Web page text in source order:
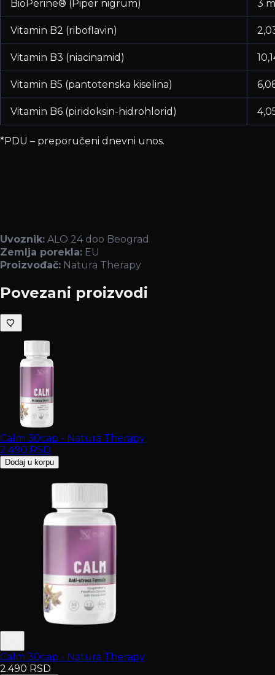
BioPerine® (Piper nigrum) 3
Vitamin B2 (riboflavin)
Vitamin B3 (niacinamid)
Vitamin B5 (pantotenska kiselina)
Vitamin B6 (piridoksin-hidrohlorid)
*PDU – preporučeni dnevni unos.
Uvoznik: ALO 24 doo Beograd
Zemlja porekla: EU
Proizvođač: Natura Therapy
Povezani proizvodi
Calm 30cap - Natura Therapy
2.490 RSD
Dodaj u korpu
Calm 30cap - Natura Therapy
2.490 RSD